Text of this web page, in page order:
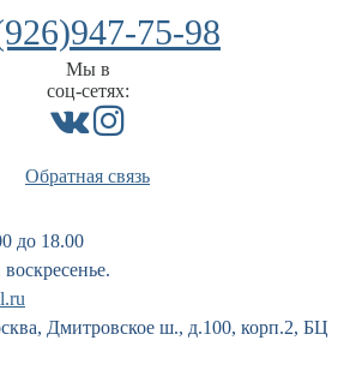
75-98
Мы в
соц-сетях:
Обратная связь
до 18.00
Дмитровское ш., д.100, корп.2, БЦ